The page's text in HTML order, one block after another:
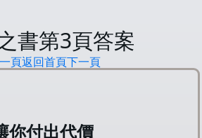
書第3頁答案
頁返回首頁下一頁
你付出代價